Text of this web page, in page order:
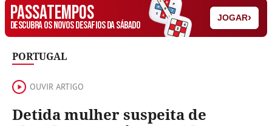
PASSATEMPOS
DESCUBRA OS NOVOS DESAFIOS DA SÁBADO
JOGAR›
PORTUGAL
OUVIR ARTIGO
Detida mulher suspeita de